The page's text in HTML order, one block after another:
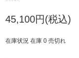
45,100円(税込)
在庫状況 在庫 0 売切れ